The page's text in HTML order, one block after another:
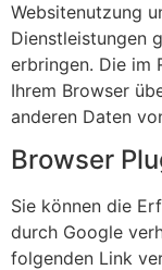
Websitenutzung
Dienstleistungen
erbringen. Die im
Ihrem Browser
anderen Daten
Browser
Sie können die
durch Google
folgenden Link